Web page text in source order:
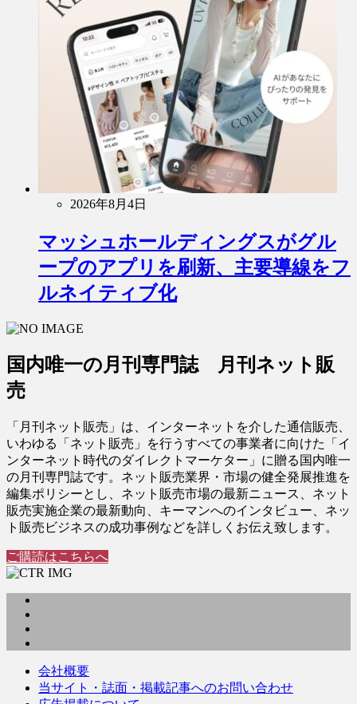
2026年8月4日
マッシュホールディングスがグル
ープのアプリを刷新、主要導線をフ
ルネイティブ化
国内唯一の月刊専門誌 月刊ネット販
売
「月刊ネット販売」は、インターネットを介した通信販売、
いわゆる「ネット販売」を行うすべての事業者に向けた「イ
ンターネット時代のダイレクトマーケター」に贈る国内唯一
の月刊専門誌です。ネット販売業界・市場の健全発展推進を
編集ポリシーとし、ネット販売市場の最新ニュース、ネット
販売実施企業の最新動向、キーマンへのインタビュー、ネッ
ト販売ビジネスの成功事例などを詳しくお伝え致します。
ご購読はこちらへ
会社概要
当サイト・誌面・掲載記事へのお問い合わせ